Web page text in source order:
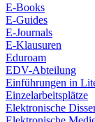
E-Books
E-Guides
E-Journals
E-Klausuren
Eduroam
EDV-Abteilung
Einführungen in
Einzelarbeitsplätze
Elektronische